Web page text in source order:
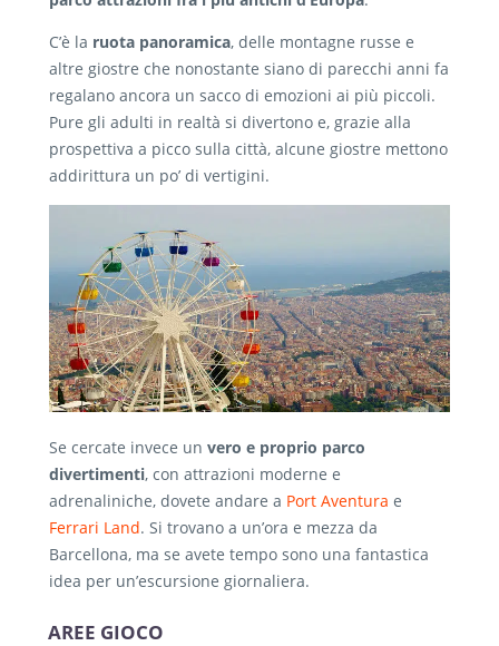
C’è la ruota panoramica, delle montagne russe e
altre giostre che nonostante siano di parecchi anni fa
regalano ancora un sacco di emozioni ai più piccoli.
Pure gli adulti in realtà si divertono e, grazie alla
prospettiva a picco sulla città, alcune giostre mettono
addirittura un po’ di vertigini.
Se cercate invece un vero e proprio parco
divertimenti, con attrazioni moderne e
adrenaliniche, dovete andare a Port Aventura e
Ferrari Land. Si trovano a un’ora e mezza da
Barcellona, ma se avete tempo sono una fantastica
idea per un’escursione giornaliera.
AREE GIOCO